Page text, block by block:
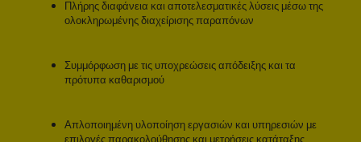
Πλήρης διαφάνεια και αποτελεσματικές λύσεις μέσω της
ολοκληρωμένης διαχείρισης παραπόνων
Συμμόρφωση με τις υποχρεώσεις απόδειξης και τα
πρότυπα καθαρισμού
Απλοποιημένη υλοποίηση εργασιών και υπηρεσιών με
επιλογές παρακολούθησης και μετρήσεις κατάταξης